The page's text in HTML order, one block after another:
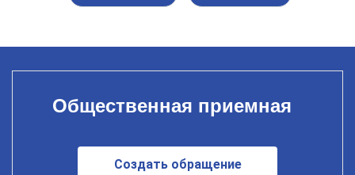
Общественная приемная
Создать обращение